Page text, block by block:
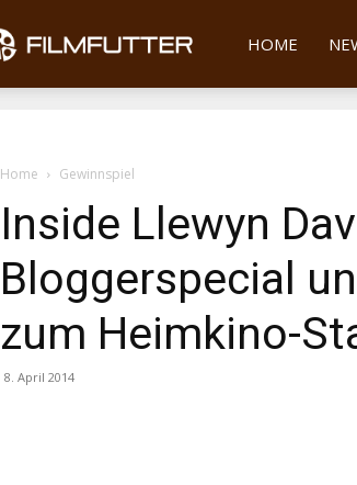
Filmfutter
HOME
Home Gewinnspiel
Inside Llewyn
Bloggerspecial
zum Heimkino-
8. April 2014